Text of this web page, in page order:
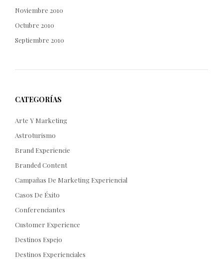
Noviembre 2010
Octubre 2010
Septiembre 2010
CATEGORÍAS
Arte Y Marketing
Astroturismo
Brand Experiencie
Branded Content
Campañas De Marketing Experiencial
Casos De Éxito
Conferenciantes
Customer Experience
Destinos Espejo
Destinos Experienciales